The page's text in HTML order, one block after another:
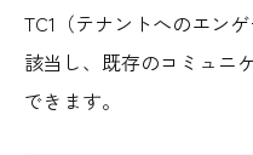
TC1（テナントへのエン
該当し、既存のコミュニ
できます。